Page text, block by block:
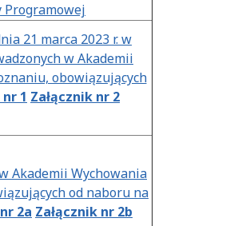
Programowej
21 marca 2023 r. w
w Akademii
obowiązujących
1 Załącznik nr 2
Akademii Wychowania
od naboru na
2a Załącznik nr 2b